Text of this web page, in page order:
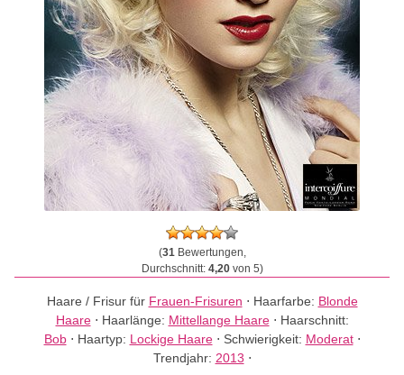
(31Bewertungen,
Durchschnitt: 4,20von 5)
Haare / Frisur für Frauen-Frisuren ⋅ Haarfarbe: Blonde
Haare⋅ Haarlänge: Mittellange Haare⋅ Haarschnitt:
Bob⋅ Haartyp: Lockige Haare⋅ Schwierigkeit: Moderat⋅
Trendjahr: 2013 ⋅